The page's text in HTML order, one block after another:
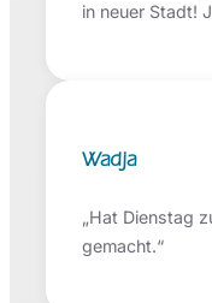
in neuer Stadt!
Wadja
„Hat Dienstag
gemacht.“